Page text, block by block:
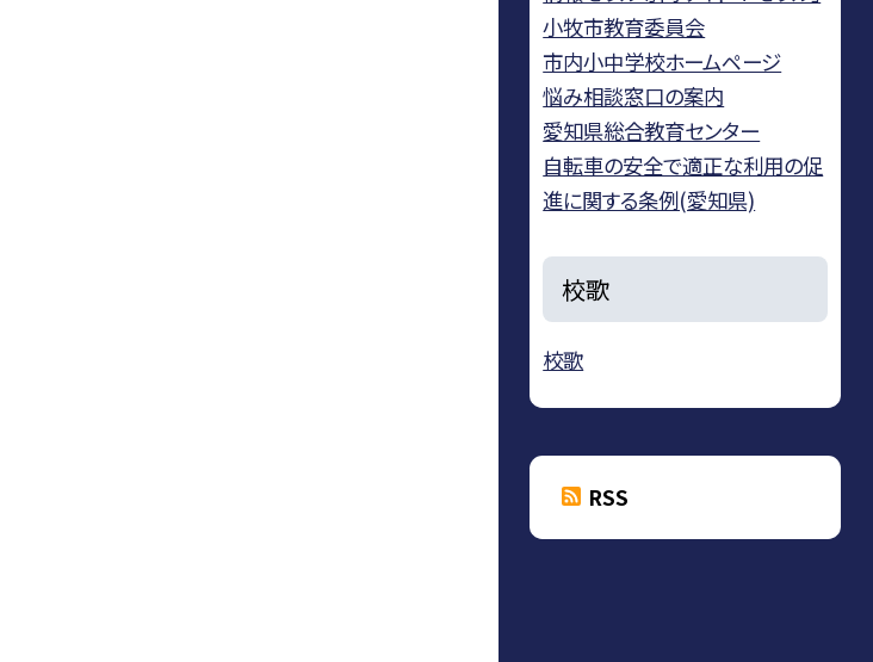
小牧市教育委員会
市内小中学校ホームページ
悩み相談窓口の案内
愛知県総合教育センター
自転車の安全で適正な利用の促
進に関する条例(愛知県)
校歌
校歌
RSS